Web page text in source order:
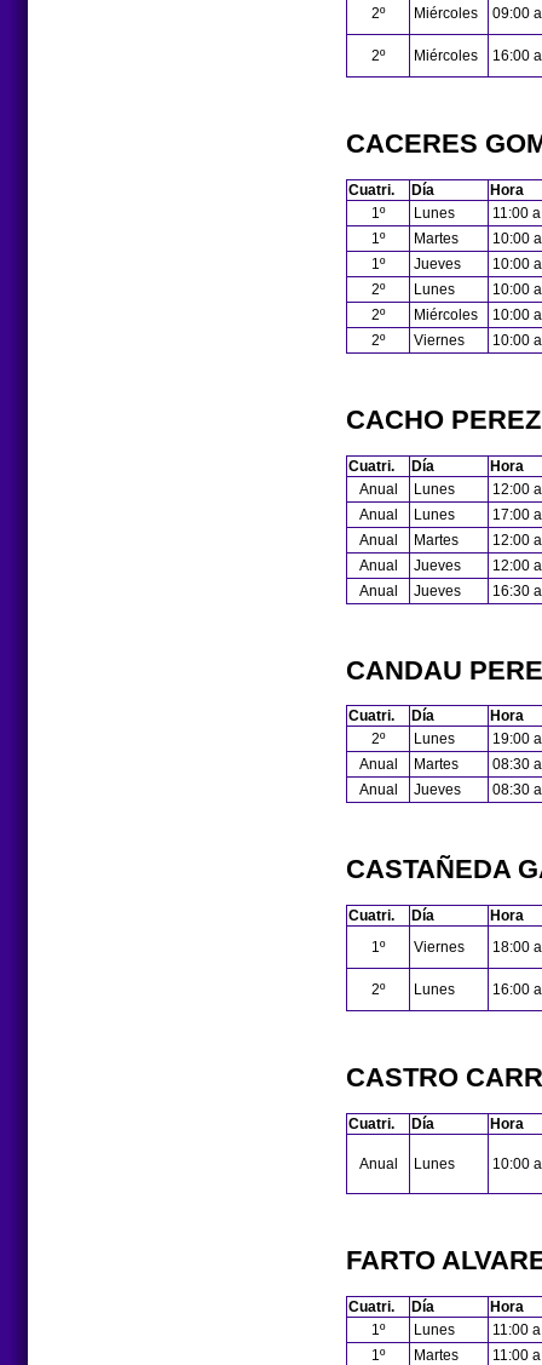
2º Miércoles 09:00
2º Miércoles 16:00
CACERES
Cuatri. Día
Hora
1º
Lunes
11:00
1º
Martes
10:00
1º
Jueves
10:00
2º
Lunes
10:00
2º
Miércoles
10:00
2º
Viernes 10:00
CACHO
Cuatri. Día
Hora
Anual
Lunes
12:00
Anual
Lunes
17:00
Anual
Martes
12:00
Anual
Jueves
12:00
Anual
Jueves 16:30
CANDAU
Cuatri. Día
Hora
2º
Lunes
19:00
Anual
Martes
08:30
Anual
Jueves 08:30
CASTAÑEDA
Cuatri. Día
Hora
1º
Viernes 18:00
2º Lunes 16:00
CASTRO
Cuatri. Día Hora
Anual Lunes 10:00
FARTO
Cuatri. Día
Hora
1º
Lunes
11:00
1º
Martes 11:00